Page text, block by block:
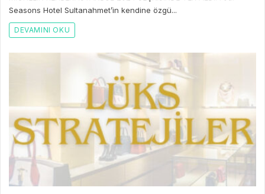
Seasons Hotel Sultanahmet’in kendine özgü...
DEVAMINI OKU